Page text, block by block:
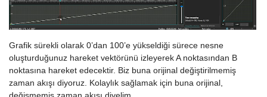
Grafik sürekli olarak 0’dan 100’e yükseldiği sürece nesne
oluşturduğunuz hareket vektörünü izleyerek A noktasından B
noktasına hareket edecektir. Biz buna orijinal değiştirilmemiş
zaman akışı diyoruz. Kolaylık sağlamak için buna orijinal,
değişmemiş zaman akışı diyelim.